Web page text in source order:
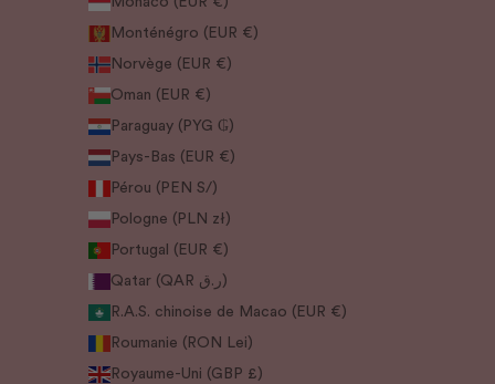
Monténégro (EUR €)
Norvège (EUR €)
Oman (EUR €)
Paraguay (PYG ₲)
Pays-Bas (EUR €)
Pérou (PEN S/)
Pologne (PLN zł)
Portugal (EUR €)
Qatar (QAR ر.ق)
R.A.S. chinoise de Macao (EUR €)
Roumanie (RON Lei)
Royaume-Uni (GBP £)